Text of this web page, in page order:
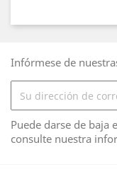
Infórmese de
Puede darse de baja
consulte nuestra